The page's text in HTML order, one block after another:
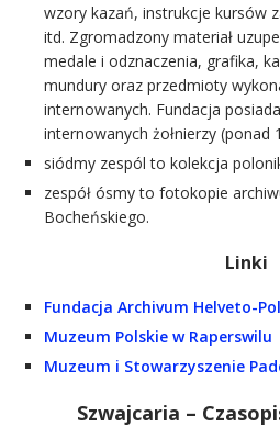
wzory kazań, instrukcje kursów
itd. Zgromadzony materiał
medale i odznaczenia, grafika,
mundury oraz przedmioty
internowanych. Fundacja
internowanych żołnierzy (ponad
siódmy zespól to kolekcja
zespół ósmy to fotokopie
Bocheńskiego.
Linki
Fundacja Archivum Helveto-
Muzeum Polskie w Raperswilu
Muzeum i Stowarzyszenie
Szwajcaria –